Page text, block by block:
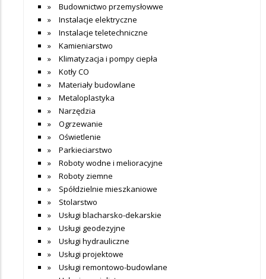
Budownictwo przemysłowwe
Instalacje elektryczne
Instalacje teletechniczne
Kamieniarstwo
Klimatyzacja i pompy ciepła
Kotły CO
Materiały budowlane
Metaloplastyka
Narzędzia
Ogrzewanie
Oświetlenie
Parkieciarstwo
Roboty wodne i melioracyjne
Roboty ziemne
Spółdzielnie mieszkaniowe
Stolarstwo
Usługi blacharsko-dekarskie
Usługi geodezyjne
Usługi hydrauliczne
Usługi projektowe
Usługi remontowo-budowlane